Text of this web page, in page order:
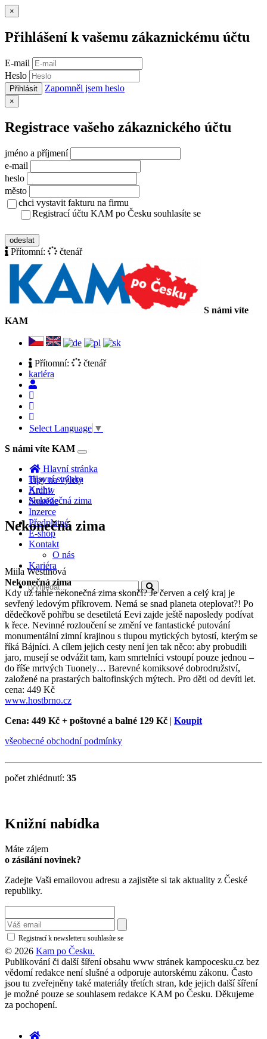
×
Přihlášení k vašemu zákaznickému účtu
E-mail
Heslo
Přihlásit Zapomněl jsem heslo
×
Registrace vašeho zákaznického účtu
jméno a příjmení
e-mail
heslo
město
chci vystavit fakturu na firmu
Registrací účtu KAM po Česku souhlasíte se
odeslat
Přítomní: čtenář
S námi víte
KAM
Přítomní:
čtenář
kariéra
Select Language ▼
S námi víte KAM
Toggle
navigation
Hlavní stránka
Tipy na výlety
Archiv
Soutěže
Inzerce
Předplatné
E-shop
Kontakt
O nás
Kariéra
Hlavní stránka
Knihy
Nekonečná zima
Nekonečná zima
Miila Westinová
Nekonečná zima
Kdy už tahle nekonečná zima skončí? Je červen a celý kraj je
sevřený ledovým příkrovem. Nemá se snad planeta oteplovat?! Po
dědečkově pohřbu se desetiletá Eevi zajde ještě naposledy podívat
k řece. Nevinné rozloučení se změní ve fantastické putování
monumentální zimní krajinou s tlupou mytických bytostí, kterým se
říká Bájníci. A cílem jejich cesty není jen tak něco: aby probudili
jaro, musejí se odvážit tam, kam smrtelníci vstoupí pouze jednou –
do říše mrtvých Tuonely… Barevné komiksové dobrodružství,
založené na prastarých baltofinských mýtech. Pro děti od devíti let.
cena: 449 Kč
www.hostbrno.cz
Cena: 449 Kč + poštovné a balné 129 Kč | Koupit
všeobecné obchodní podmínky
počet zhlédnutí: 35
Knižní nabídka
Máte zájem
o zásílání novinek?
Zadejte Vaši emailovou adresu a zajistěte si tak aktuality z České
republiky.
Registrací k newsletteru souhlasíte se
© 2026 Kam po Česku.
Publikování či další šíření obsahu www stránek kampocesku.cz bez
vědomí redakce není slušné a odporuje autorskému zákonu. Často
jsou tu zveřejněny také materiály třetích stran, kde jejich další šíření
je možné pouze se souhlasem redakce KAM po Česku. Děkujeme
za pochopení.